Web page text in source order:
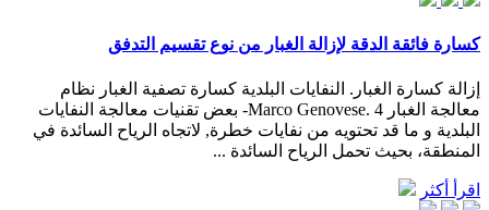
كسارة فائقة الدقة لإزالة الغبار من نوع تقسيم التدفق
إزالة كسارة الغبار. النفايات البلدية كسارة تصفية الغبار نظام
معالجة الغبار Marco Genovese. 4- بعض تقنيات معالجة النفايات
البلدية و ما قد تحتويه من نفايات خطرة, لاتجاه الرياح السائدة في
المنطقة، بحيث تحمل الرياح السائدة ...
اقرأ أكثر